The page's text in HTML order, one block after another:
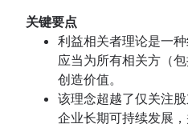
实体关系图
工作说明书
文档管理流程
企业社交网络
Creative project
解决方案
IT 项目管理
Cloud-based
活动项目管理指南
施工项目管理
团队协作
来自高级用户的
协作式内容创作
名义群组法
自我管理
跨职能团队
概述
跨职能协作
审批流程
团队与利益相关
头脑风暴最佳实践
概述
头脑风暴技巧
头脑风暴会议
使用
有效的团队会议
概述
协作会议
团队管理和领导
概述
关键要点
利益相关者理论是一
应当为所有相关方（
创造价值。
该理念超越了仅关注
企业长期可持续发展